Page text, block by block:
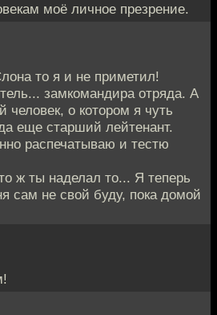
моё личное презрение.
то я и не приметил!
замкомандира отряда. А
человек, о котором я чуть
еще старший лейтенант.
распечатываю и тестю
ж ты наделал то... Я теперь
сам не свой буду, пока домой